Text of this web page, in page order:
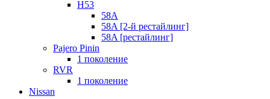
H53
58A
58A [2-й рестайлинг]
58A [рестайлинг]
Pajero Pinin
1 поколение
RVR
1 поколение
Nissan